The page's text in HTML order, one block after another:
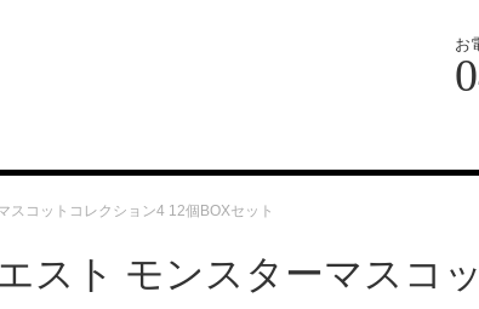
お
スコットコレクション4 12個BOXセット
スト モンスターマスコ